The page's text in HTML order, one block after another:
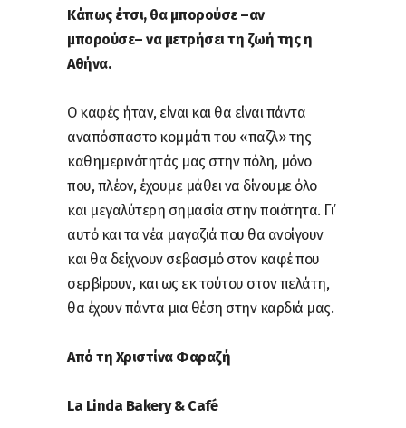
Κάπως έτσι, θα μπορούσε –αν
μπορούσε– να μετρήσει τη ζωή της η
Αθήνα.
Ο καφές ήταν, είναι και θα είναι πάντα
αναπόσπαστο κομμάτι του «παζλ» της
καθημερινότητάς μας στην πόλη, μόνο
που, πλέον, έχουμε μάθει να δίνουμε όλο
και μεγαλύτερη σημασία στην ποιότητα. Γι’
αυτό και τα νέα μαγαζιά που θα ανοίγουν
και θα δείχνουν σεβασμό στον καφέ που
σερβίρουν, και ως εκ τούτου στον πελάτη,
θα έχουν πάντα μια θέση στην καρδιά μας.
Από τη Χριστίνα Φαραζή
La Linda Bakery & Café